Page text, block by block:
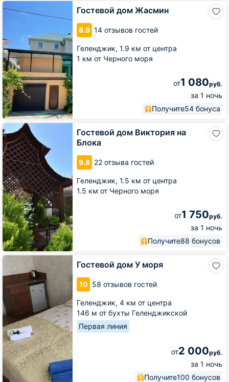
Гостевой дом Жасмин
8.9 14 отзывов гостей
Геленджик, 1.9 км от центра
1 км от Черного моря
от1 080руб.
за 1 ночь
Получите54 бонуса
Гостевой
Гостевой дом Виктория на
Блока
9.8 22 отзыва гостей
Геленджик, 1.5 км от центра
1.5 км от Черного моря
от1 750руб.
за 1 ночь
Получите88 бонусов
Гостевой
дом
Виктория
на
Блока
Гостевой дом У моря
10 58 отзывов гостей
Геленджик, 4 км от центра
146 м от бухты Геленджикской
Первая линия
от2 000руб.
за 1 ночь
Получите100 бонусов
Гостевой
У
моря